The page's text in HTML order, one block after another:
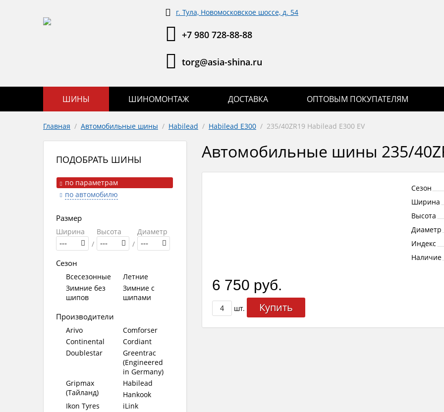
г. Тула, Новомосковское шоссе, д. 54
+7 980 728-88-88
torg@asia-shina.ru
ШИНЫ ШИНОМОНТАЖ ДОСТАВКА ОПТОВЫМ ПОКУПАТЕЛЯМ
Главная / Автомобильные шины / Habilead / Habilead E300 / 235/40ZR19 Habilead E300 EV
ПОДОБРАТЬ ШИНЫ
по параметрам
по автомобилю
Размер
Ширина
--- /
Высота
--- /
Диаметр
---
Сезон
Всесезонные
Летние
Зимние без
шипов
Зимние с
шипами
Производители
Arivo
Comforser
Continental
Cordiant
Doublestar
Greentrac
(Engineered
in Germany)
Gripmax
(Тайланд)
Habilead
Hankook
Ikon Tyres
iLink
Автомобильные шины 235/
Сезон
Ширина
Высота
Диаметр
Индекс
Наличие
6 750 руб.
шт. Купить